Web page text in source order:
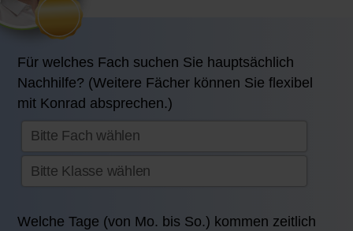
Für welches Fach suchen Sie hauptsächlich
Nachhilfe? (Weitere Fächer können Sie flexibel
mit Konrad absprechen.)
Welche Tage (von Mo. bis So.) kommen zeitlich